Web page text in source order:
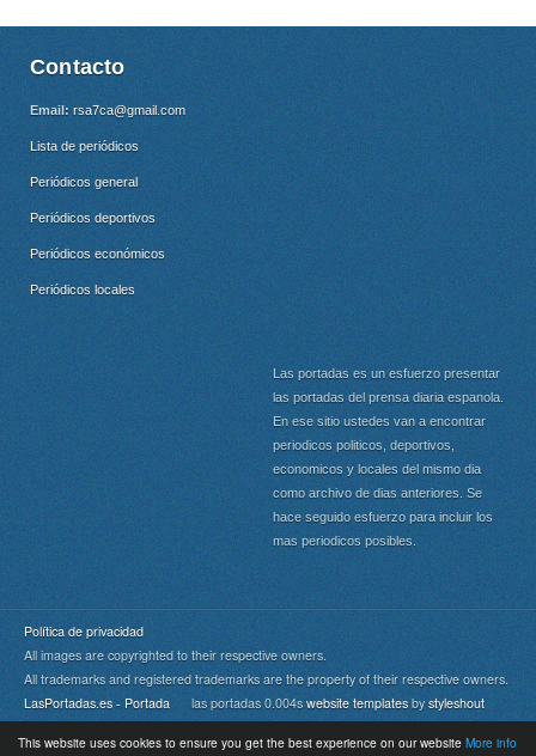
This website uses cookies to ensure you get the best experience on our website More info
Contacto
Email: rsa7ca@gmail.com
Lista de periódicos
Periódicos general
Periódicos deportivos
Periódicos económicos
Periódicos locales
Las portadas es un esfuerzo presentar
las portadas del prensa diaria espanola.
En ese sitio ustedes van a encontrar
periodicos politicos, deportivos,
economicos y locales del mismo dia
como archivo de dias anteriores. Se
hace seguido esfuerzo para incluir los
mas periodicos posibles.
Política de privacidad
All images are copyrighted to their respective owners.
All trademarks and registered trademarks are the property of their respective owners.
LasPortadas.es - Portada las portadas 0.004s website templates by styleshout